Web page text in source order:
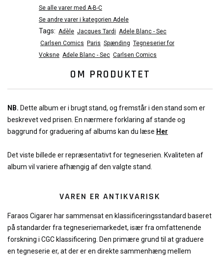
Se alle varer med A-B-C
Se andre varer i kategorien Adele
Tags: Adèle Jacques Tardi Adele Blanc - Sec
Carlsen Comics
Paris Spænding Tegneserier for
Voksne Adele Blanc - Sec Carlsen Comics
OM PRODUKTET
NB. Dette album er i brugt stand, og fremstår i den stand som er
beskrevet ved prisen. En nærmere forklaring af stande og
baggrund for graduering af albums kan du læse Her
Det viste billede er repræsentativt for tegneserien. Kvaliteten af
album vil variere afhængig af den valgte stand.
VAREN ER ANTIKVARISK
Faraos Cigarer har sammensat en klassificeringsstandard baseret
på standarder fra tegneseriemarkedet, især fra omfattenende
forskning i CGC klassificering. Den primære grund til at graduere
en tegneserie er, at der er en direkte sammenhæng mellem